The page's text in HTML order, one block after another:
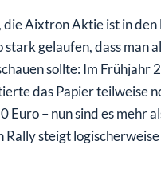
die Aixtron Aktie ist in
stark gelaufen, dass man
sollte: Im Frühjahr
das Papier teilweise
Euro – nun sind es mehr
Rally steigt